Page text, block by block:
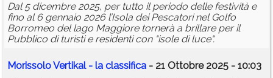
Dal 5 dicembre 2025, per tutto il periodo delle festività e
fino al 6 gennaio 2026 l’Isola dei Pescatori nel Golfo
Borromeo del lago Maggiore tornerà a brillare per il
Pubblico di turisti e residenti con "isole di luce".
Morissolo Vertikal - la classifica - 21 Ottobre 2025 - 10:03